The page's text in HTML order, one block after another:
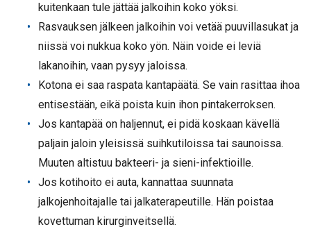
kuitenkaan tule jättää jalkoihin koko yöksi.
Rasvauksen jälkeen jalkoihin voi vetää puuvillasukat ja
niissä voi nukkua koko yön. Näin voide ei leviä
lakanoihin, vaan pysyy jaloissa.
Kotona ei saa raspata kantapäätä. Se vain rasittaa ihoa
entisestään, eikä poista kuin ihon pintakerroksen.
Jos kantapää on haljennut, ei pidä koskaan kävellä
paljain jaloin yleisissä suihkutiloissa tai saunoissa.
Muuten altistuu bakteeri- ja sieni-infektioille.
Jos kotihoito ei auta, kannattaa suunnata
jalkojenhoitajalle tai jalkaterapeutille. Hän poistaa
kovettuman kirurginveitsellä.